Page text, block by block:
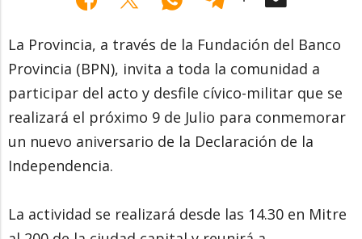
La Provincia, a través de la Fundación del Banco
Provincia (BPN), invita a toda la comunidad a
participar del acto y desfile cívico-militar que se
realizará el próximo 9 de Julio para conmemorar
un nuevo aniversario de la Declaración de la
Independencia.
La actividad se realizará desde las 14.30 en Mitre